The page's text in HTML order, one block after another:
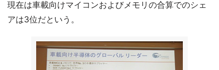
現在は車載向けマイコンおよびメモリの合算でのシェ
アは3位だという。